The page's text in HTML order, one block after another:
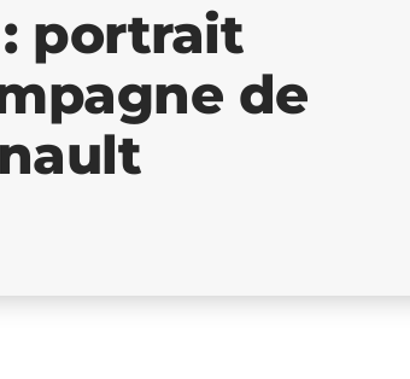
portrait
de